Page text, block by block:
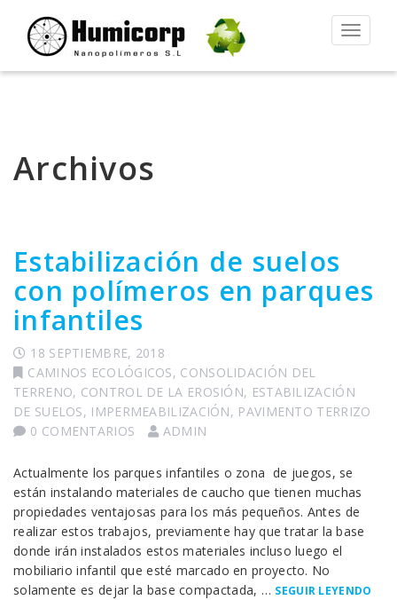
Alternar
Archivos
Estabilización de suelos
con polímeros en parques
infantiles
18 SEPTIEMBRE, 2018
CAMINOS ECOLÓGICOS, CONSOLIDACIÓN DEL
TERRENO, CONTROL DE LA EROSIÓN, ESTABILIZACIÓN
DE SUELOS, IMPERMEABILIZACIÓN, PAVIMENTO TERRIZO
0 COMENTARIOS
ADMIN
Actualmente los parques infantiles o zona de juegos, se
están instalando materiales de caucho que tienen muchas
propiedades ventajosas para los más pequeños. Antes de
realizar estos trabajos, previamente hay que tratar la base
donde irán instalados estos materiales incluso luego el
mobiliario infantil que esté marcado en proyecto. No
solamente es dejar la base compactada, … SEGUIR LEYENDO